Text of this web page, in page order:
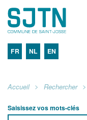
FR NL EN
Accueil Rechercher
Saisissez vos mots-clés